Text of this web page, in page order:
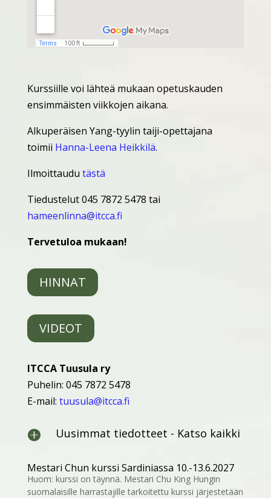
Kurssiille voi lähteä mukaan opetuskauden
ensimmäisten viikkojen aikana.
Alkuperäisen Yang-tyylin taiji-opettajana
toimii Hanna-Leena Heikkilä.
Ilmoittaudu tästä
Tiedustelut 045 7872 5478 tai
hameenlinna@itcca.fi
Tervetuloa mukaan!
HINNAT
VIDEOT
ITCCA Tuusula ry
Puhelin: 045 7872 5478
E-mail: tuusula@itcca.fi
 Uusimmat tiedotteet - Katso kaikki
Mestari Chun kurssi Sardiniassa 10.-13.6.2027
Huom: kurssi on täynnä. Mestari Chu King Hungin
suomalaisille harrastajille tarkoitettu kurssi järjestetään